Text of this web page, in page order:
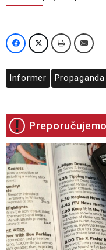
Informer Propaganda
Preporučujemo